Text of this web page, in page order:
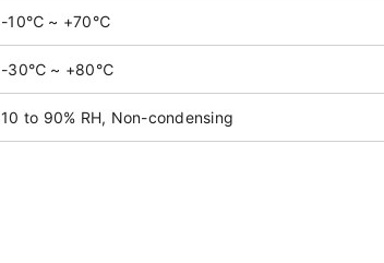
-10℃ ~ +70℃
-30℃ ~ +80℃
10 to 90% RH, Non-condensing